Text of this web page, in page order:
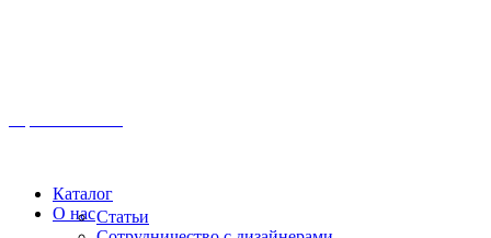
Каталог
О насСтатьи